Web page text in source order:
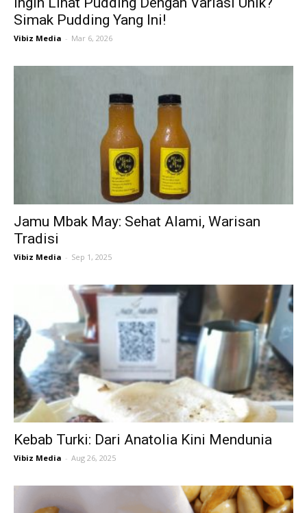
Simak Pudding Yang Ini!
Vibiz Media - Mar 6, 2026
Jamu Mbak May: Sehat Alami, Warisan
Tradisi
Vibiz Media - Sep 1, 2025
Kebab Turki: Dari Anatolia Kini Mendunia
Vibiz Media - Aug 26, 2025